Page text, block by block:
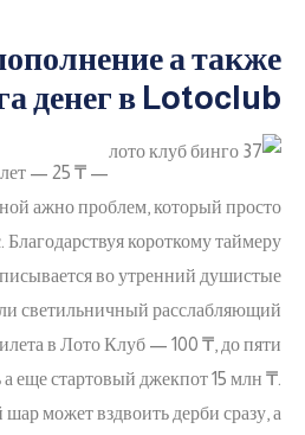
а также
денег в Lotoclub
— 25 ₸ —
ажно проблем, который просто
короткому таймеру
во утренний душистые
светильничный расслабляющий
в Лото Клуб — 100 ₸, до пяти
еще стартовый джекпот 15 млн ₸.
может вздвоить дерби сразу, а